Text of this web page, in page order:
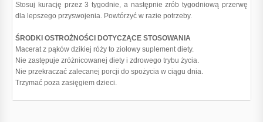
Stosuj kurację przez 3 tygodnie, a następnie zrób tygodniową przerwę
dla lepszego przyswojenia. Powtórzyć w razie potrzeby.
ŚRODKI OSTROŻNOŚCI DOTYCZĄCE STOSOWANIA
Macerat z pąków dzikiej róży to ziołowy suplement diety.
Nie zastępuje zróżnicowanej diety i zdrowego trybu życia.
Nie przekraczać zalecanej porcji do spożycia w ciągu dnia.
Trzymać poza zasięgiem dzieci.